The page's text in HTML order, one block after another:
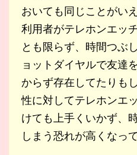
おいても同じことがい
利用者がテレホンエッ
とも限らず、時間つぶ
ョットダイヤルで友達
からず存在してたりも
性に対してテレホンエ
けても上手くいかず、
しまう恐れが高くなっ